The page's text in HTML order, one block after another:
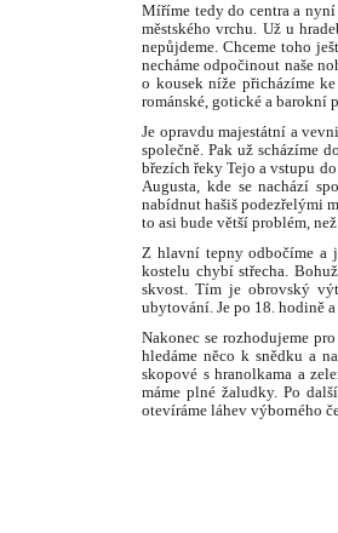
Míříme tedy do centra a nyní
městského vrchu. Už u
nepůjdeme. Chceme toho
necháme odpočinout naše
o kousek níže přicházíme
románské, gotické a barokní
Je opravdu majestátní a
společně. Pak už scházíme
březích řeky Tejo a vstupu
Augusta, kde se nachází
nabídnut hašiš podezřelými
to asi bude větší problém,
Z hlavní tepny odbočíme a
kostelu chybí střecha.
skvost. Tím je obrovský
ubytování. Je po 18. hodině
Nakonec se rozhodujeme
hledáme něco k snědku a
skopové s hranolkama a
máme plné žaludky. Po
otevíráme láhev výborného